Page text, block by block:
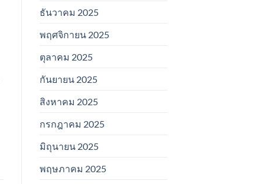
ธันวาคม 2025
พฤศจิกายน 2025
ตุลาคม 2025
กันยายน 2025
สิงหาคม 2025
กรกฎาคม 2025
มิถุนายน 2025
พฤษภาคม 2025